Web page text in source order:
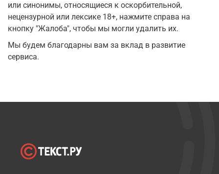
или синонимы, относящиеся к оскорбительной,
нецензурной или лексике 18+, нажмите справа на
кнопку "Жалоба", чтобы мы могли удалить их.
Мы будем благодарны вам за вклад в развитие
сервиса.